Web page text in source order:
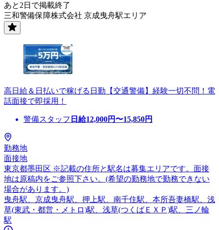
あと2日で掲載終了
三和警備保障株式会社 京成曳舟駅エリア
高日給＆日払いで稼げる日勤【交通警備】経験一切不問！電
話面接で即採用！
警備スタッフ 日給12,000円〜15,850円
勤務地
面接地
東京都墨田区 ※記載の住所と駅名は募集エリアです。面接
地は原稿内をご参照下さい。(希望の勤務地で勤務できない
場合があります。)
曳舟駅、京成曳舟駅、押上駅、南千住駅、本所吾妻橋駅、浅
草(東武・都営・メトロ)駅、浅草(つくばＥＸＰ)駅、三ノ輪
駅